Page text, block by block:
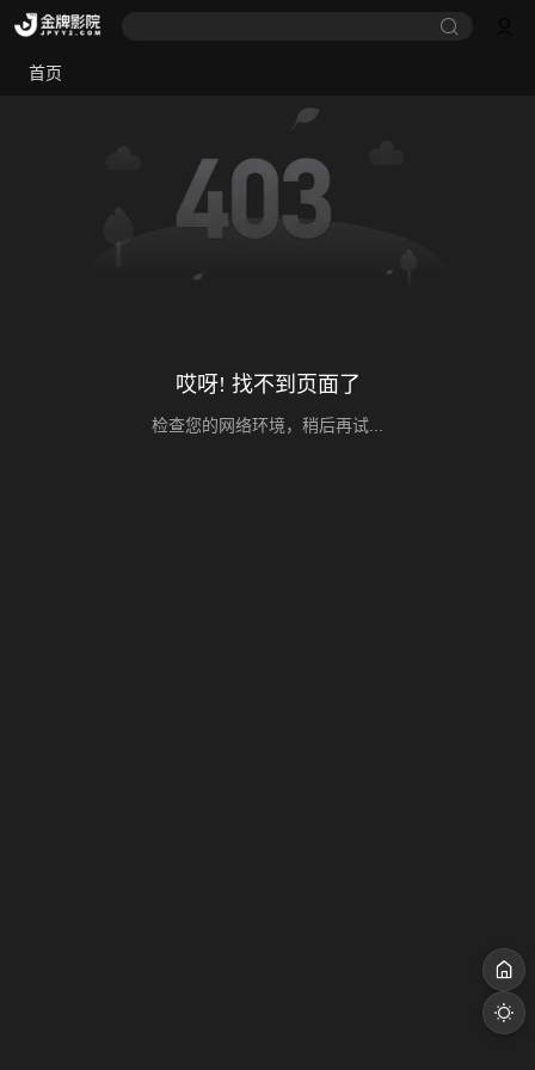
首页
哎呀! 找不到页面了
检查您的网络环境，稍后再试...